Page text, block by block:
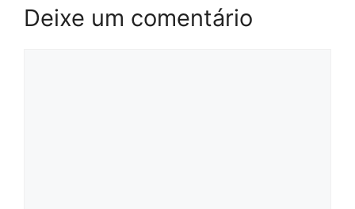
Deixe um comentário